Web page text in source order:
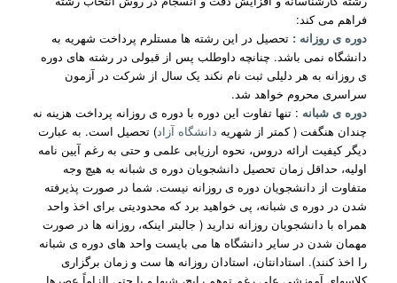
فراهم می کند:
دوره ی روزانه : تحصیل در این رشته ها مستلرم پرداخت شهریه به
دانشگاه نمی باشد. چنانچه داوطلب پس از قبولی در رشته های دوره
ی روزانه به هر دلیلی ثبت نام نکند یک سال از شرکت در آزمون
سراسری محروم خواهد شد.
دوره ی شبانه : تنها تفاوت این دوره با دوره ی روزانه پرداخت هزینه نه
چندان هنگفت ( کمتر از شهریه دانشگاه آزاد) تحصیل است. به عبارت
دیگر کیفیت ارائه دروس، نحوه ارزیابی علمی و حتی به رغم آیین نامه
اولیه، حداقل زمان تحصیل دانشجویان دوره ی شبانه به هیچ وجه
متفاوت از دانشجویان دوره ی روزانه نیست. شما در صورت پذیرفته
شدن در دوره ی شبانه، پی خواهید برد که محدودیتی برای اخذ واحد
همراه با دانشجویان روزانه ندارید ( جالبتر اینکه، روزانه ها در صورت
مهمان شدن در سایر دانشگاه ها می بایست واحد های دوره ی شبانه
را اخذ کنند). استادانتان، استادان روزانه ها ست و زمان برگزاری